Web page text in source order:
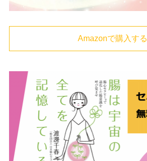
Amazonで購入する